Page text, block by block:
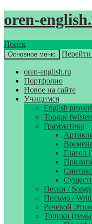
oren-
Поиск
Основное меню
oren-english.ru
Портфолио
Новое на сайте
Учащимся
English
Tongue
Грамматика
Времена
Глагол
Песни / Songs
Письмо /
Речевой
Топики